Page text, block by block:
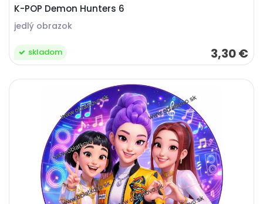
K-POP Demon Hunters 6
jedlý obrazok
3,30 €
skladom